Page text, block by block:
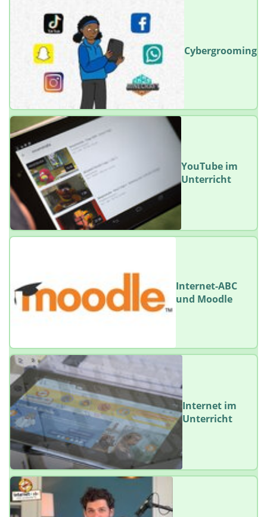
Cybergrooming
YouTube im
Unterricht
Internet-ABC
und Moodle
Internet im
Unterricht